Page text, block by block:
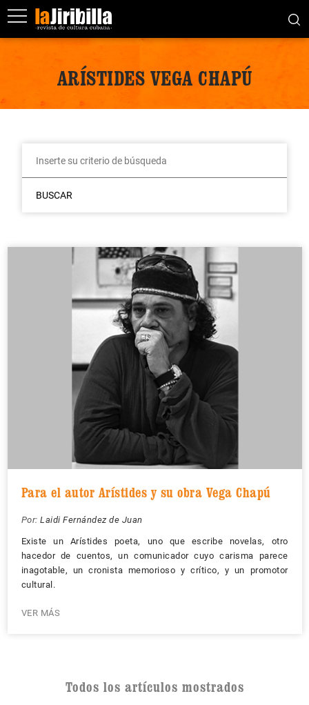
ARÍSTIDES VEGA CHAPÚ
BUSCAR
Para el autor Arístides y su obra Vega Chapú
Por: Laidi Fernández de Juan
Existe un Arístides poeta, uno que escribe novelas, otro
hacedor de cuentos, un comunicador cuyo carisma parece
inagotable, un cronista memorioso y crítico, y un promotor
cultural.
VER MÁS
Todos los artículos mostrados